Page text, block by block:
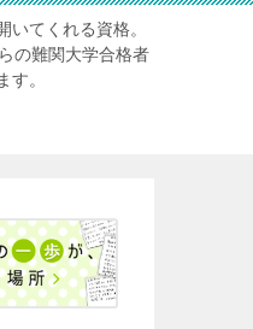
てくれる資格。
の難関大学合格者
。